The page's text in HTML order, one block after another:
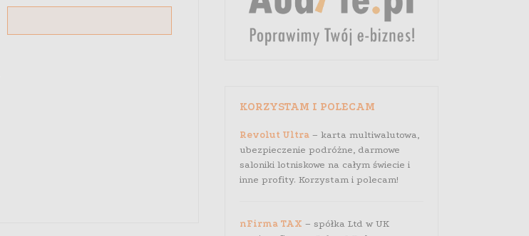
KORZYSTAM I POLECAM
Revolut Ultra– karta multiwalutowa,
ubezpieczenie podróżne, darmowe
saloniki lotniskowe na całym świecie i
inne profity. Korzystam i polecam!
nFirma TAX – spółka Ltd w UK